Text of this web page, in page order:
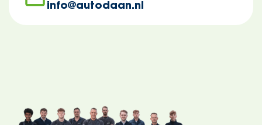
info@autodaan.nl